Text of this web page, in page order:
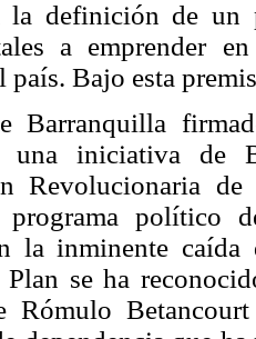
la definición de un
a emprender
Bajo esta
Barranquilla
una iniciativa de
Revolucionaria
político
la inminente
Plan se ha
Rómulo